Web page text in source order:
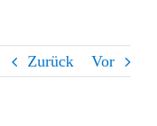
Zurück Vor